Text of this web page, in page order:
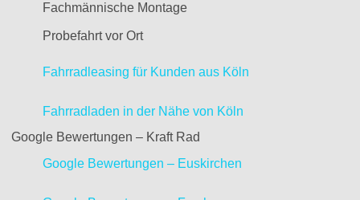
Fachmännische Montage
Probefahrt vor Ort
Fahrradleasing für Kunden aus Köln
Fahrradladen in der Nähe von Köln
Google Bewertungen – Kraft Rad
Google Bewertungen – Euskirchen